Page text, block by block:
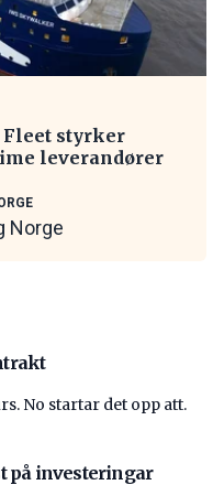
styrker
leverandører
Norge
No startar det opp att.
på investeringar